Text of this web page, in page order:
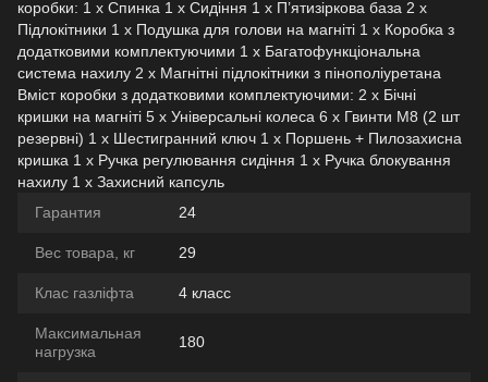
коробки: 1 х Спинка 1 х Сидіння 1 х П’ятизіркова база 2 х
Підлокітники 1 х Подушка для голови на магніті 1 х Коробка з
додатковими комплектуючими 1 х Багатофункціональна
система нахилу 2 х Магнітні підлокітники з пінополіуретана
Вміст коробки з додатковими комплектуючими: 2 х Бічні
кришки на магніті 5 х Універсальні колеса 6 х Гвинти M8 (2 шт
резервні) 1 х Шестигранний ключ 1 х Поршень + Пилозахисна
кришка 1 х Ручка регулювання сидіння 1 х Ручка блокування
нахилу 1 х Захисний капсуль
Гарантия
24
Вес товара, кг 29
Клас газліфта 4 класс
Максимальная
нагрузка
180